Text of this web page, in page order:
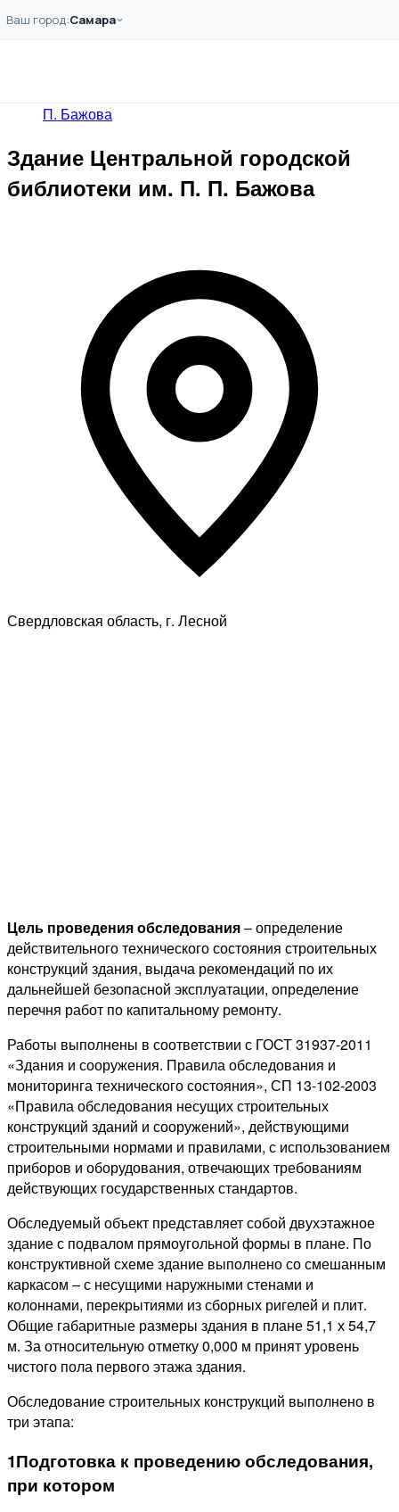
Перейти к основному содержанию
Ваш город:Самара
П. Бажова
Здание Центральной городской
библиотеки им. П. П. Бажова
Свердловская область, г. Лесной
Цель проведения обследования– определение
действительного технического состояния строительных
конструкций здания, выдача рекомендаций по их
дальнейшей безопасной эксплуатации, определение
перечня работ по капитальному ремонту.
Работы выполнены в соответствии с ГОСТ 31937-2011
«Здания и сооружения. Правила обследования и
мониторинга технического состояния», СП 13-102-2003
«Правила обследования несущих строительных
конструкций зданий и сооружений», действующими
строительными нормами и правилами, с использованием
приборов и оборудования, отвечающих требованиям
действующих государственных стандартов.
Обследуемый объект представляет собой двухэтажное
здание с подвалом прямоугольной формы в плане. По
конструктивной схеме здание выполнено со смешанным
каркасом – с несущими наружными стенами и
колоннами, перекрытиями из сборных ригелей и плит.
Общие габаритные размеры здания в плане 51,1 х 54,7
м. За относительную отметку 0,000 м принят уровень
чистого пола первого этажа здания.
Обследование строительных конструкций выполнено в
три этапа:
1Подготовка к проведению обследования,
при котором